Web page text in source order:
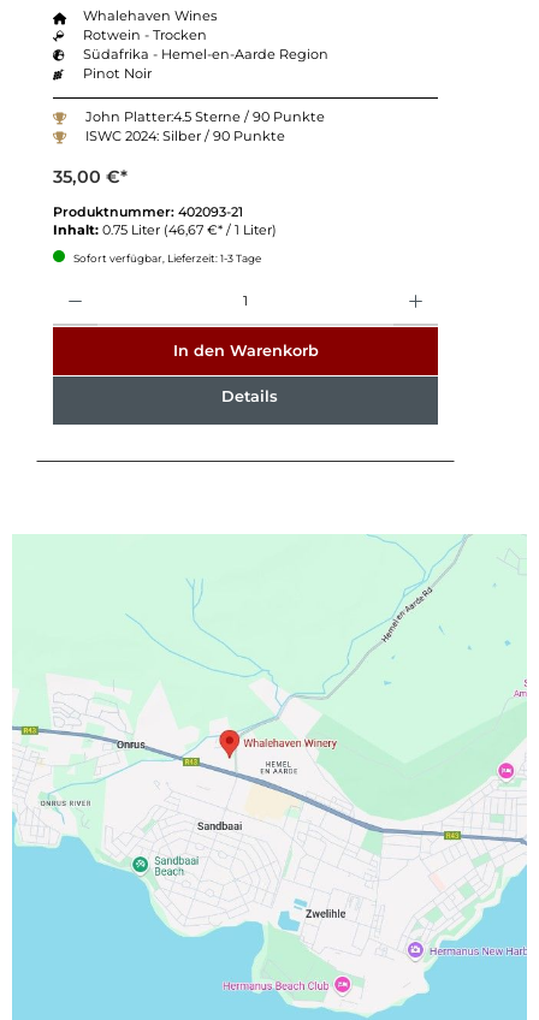
Whalehaven Wines
Rotwein - Trocken
Südafrika - Hemel-en-Aarde Region
Pinot Noir
John Platter:4.5 Sterne / 90 Punkte
ISWC 2024: Silber / 90 Punkte
35,00 €*
Produktnummer: 402093-21
Inhalt: 0.75 Liter (46,67 €* / 1 Liter)
Sofort verfügbar, Lieferzeit: 1-3 Tage
In den Warenkorb
Details